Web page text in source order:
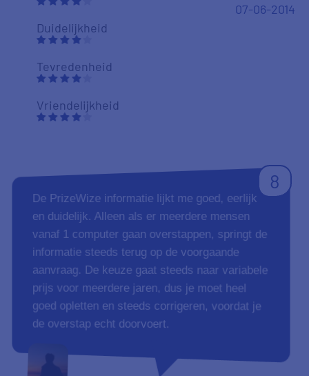
Duidelijkheid
Tevredenheid
Vriendelijkheid
07-06-2014
8
De PrizeWize informatie lijkt me goed, eerlijk
en duidelijk. Alleen als er meerdere mensen
vanaf 1 computer gaan overstappen, springt de
informatie steeds terug op de voorgaande
aanvraag. De keuze gaat steeds naar variabele
prijs voor meerdere jaren, dus je moet heel
goed opletten en steeds corrigeren, voordat je
de overstap echt doorvoert.